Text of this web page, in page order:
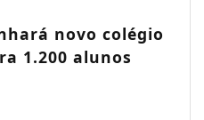
novo colégio
1.200 alunos